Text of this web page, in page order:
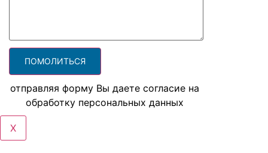
отправляя форму Вы даете согласие на
обработку персональных данных
X